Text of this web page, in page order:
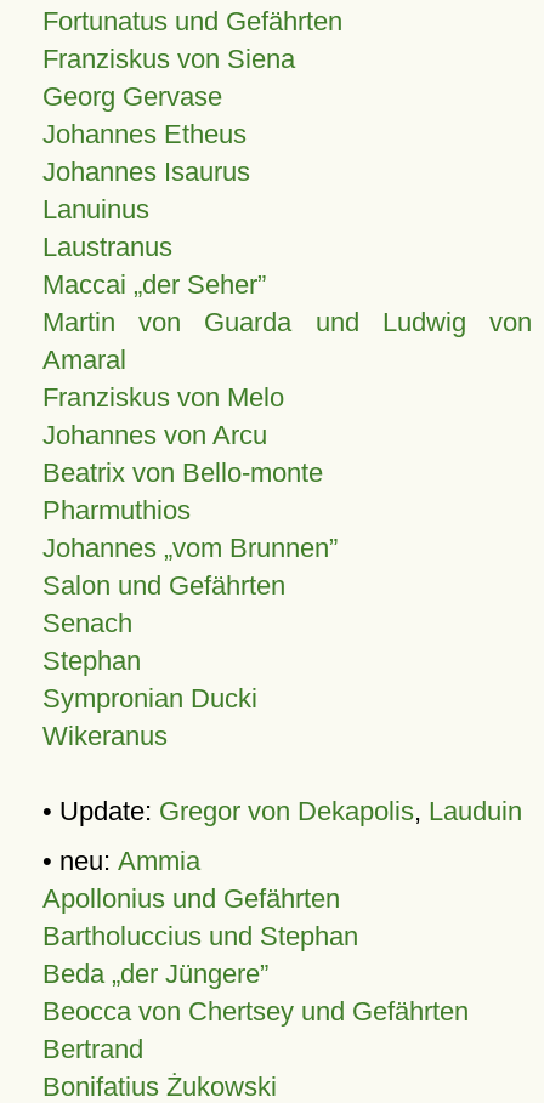
Fortunatus und Gefährten
Franziskus von Siena
Georg Gervase
Johannes Etheus
Johannes Isaurus
Lanuinus
Laustranus
Maccai „der Seher”
Martin von Guarda und Ludwig von
Amaral
Franziskus von Melo
Johannes von Arcu
Beatrix von Bello-monte
Pharmuthios
Johannes vom Brunnen
Salon und Gefährten
Senach
Stephan
Sympronian Ducki
Wikeranus
• Update: Gregor von Dekapolis, Lauduin
• neu: Ammia
Apollonius und Gefährten
Bartholuccius und Stephan
Beda „der Jüngere”
Beocca von Chertsey und Gefährten
Bertrand
Bonifatius Żukowski